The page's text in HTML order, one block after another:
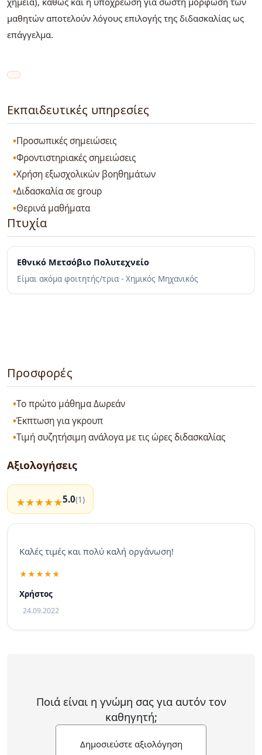
μαθητών αποτελούν λόγους επιλογής της διδασκαλίας ως
επάγγελμα.
Εκπαιδευτικές υπηρεσίες
Προσωπικές σημειώσεις
Φροντιστηριακές σημειώσεις
Χρήση εξωσχολικών βοηθημάτων
Διδασκαλία σε group
Θερινά μαθήματα
Πτυχία
Εθνικό Μετσόβιο Πολυτεχνείο
Είμαι ακόμα φοιτητής/τρια - Χημικός Μηχανικός
Προσφορές
Το πρώτο μάθημα Δωρεάν
Έκπτωση για γκρουπ
Τιμή συζητήσιμη ανάλογα με τις ώρες διδασκαλίας
Αξιολογήσεις
5.0(1)
Καλές τιμές και πολύ καλή οργάνωση!
Χρήστος
24.09.2022
Ποιά είναι η γνώμη σας για αυτόν τον
καθηγητή;
Δημοσιεύστε αξιολόγηση